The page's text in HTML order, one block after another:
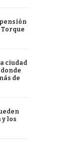
ciudad
de
los